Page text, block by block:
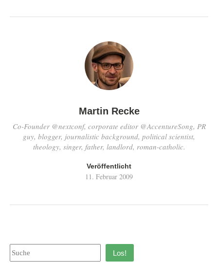
Martin Recke
Co-Founder @nextconf, corporate editor @AccentureSong, PR
guy, blogger, journalistic background, political scientist,
theology, singer, father, landlord, roman-catholic.
Veröffentlicht
11. Februar 2009
Los!